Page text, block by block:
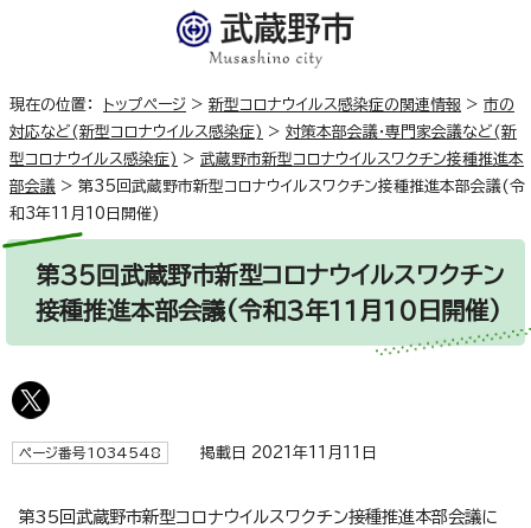
現在の位置： トップページ > 新型コロナウイルス感染症の関連情報 > 市の
対応など(新型コロナウイルス感染症) > 対策本部会議・専門家会議など(新
型コロナウイルス感染症) > 武蔵野市新型コロナウイルスワクチン接種推進本
部会議 > 第35回武蔵野市新型コロナウイルスワクチン接種推進本部会議(令
和3年11月10日開催)
第35回武蔵野市新型コロナウイルスワクチン
接種推進本部会議(令和3年11月10日開催)
ページ番号1034548 掲載日 2021年11月11日
第35回武蔵野市新型コロナウイルスワクチン接種推進本部会議に